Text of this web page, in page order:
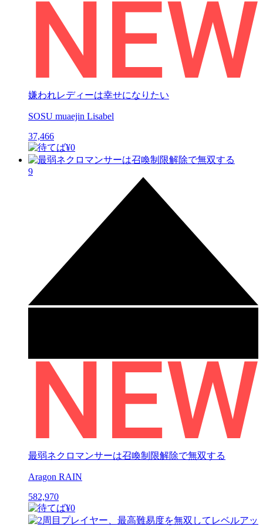
嫌われレディーは幸せになりたい
SOSU muaejin Lisabel
37,466
9
最弱ネクロマンサーは召喚制限解除で無双する
Aragon RAIN
582,970